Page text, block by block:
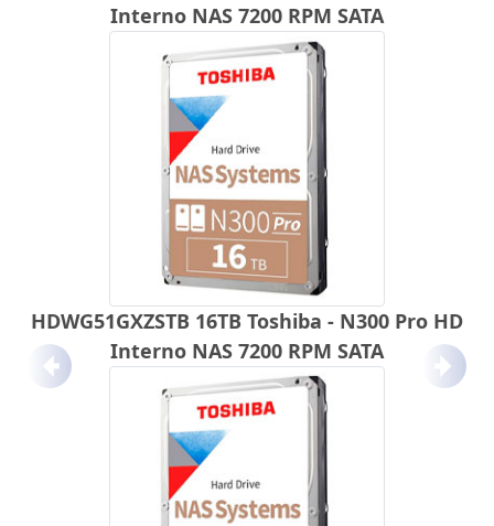
Interno NAS 7200 RPM SATA
HDWG51GXZSTB 16TB Toshiba - N300 Pro HD
Interno NAS 7200 RPM SATA
Anterior